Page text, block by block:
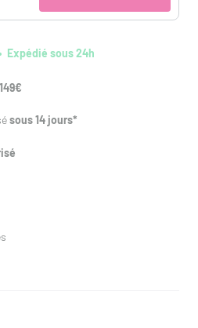
Expédié sous 24h
sous 14 jours*